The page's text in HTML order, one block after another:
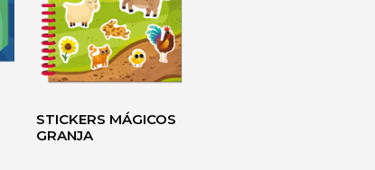
STICKERS MÁGICOS
GRANJA